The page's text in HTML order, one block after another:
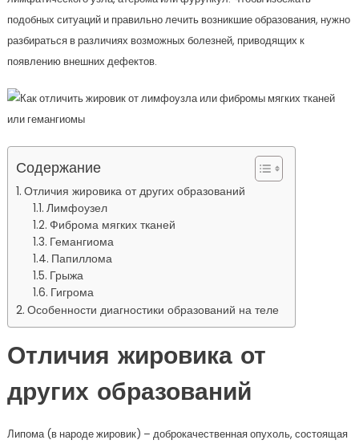
подобных ситуаций и правильно лечить возникшие образования, нужно
разбираться в различиях возможных болезней, приводящих к
появлению внешних дефектов.
Содержание
Отличия жировика от других образований
Лимфоузел
Фиброма мягких тканей
Гемангиома
Папиллома
Грыжа
Гигрома
Особенности диагностики образований на теле
Отличия жировика от
других образований
Липома (в народе жировик) – доброкачественная опухоль, состоящая